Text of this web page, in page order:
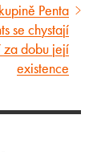
Penta
se chystají
za dobu její
existence